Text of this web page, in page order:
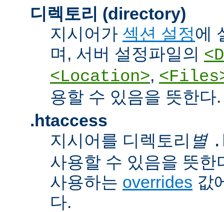
디렉토리 (directory)
지시어가 섹션 설정에
며, 서버 설정파일의
<Location>,
용할 수 있음을 뜻한다.
.htaccess
지시어를 디렉토리 별
사용할 수 있음을 뜻한
사용하는 overrides 값
다.